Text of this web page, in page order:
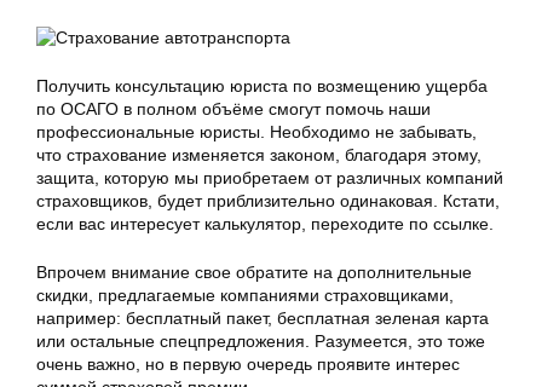
Получить консультацию юриста по возмещению ущерба
по ОСАГО в полном объёме смогут помочь наши
профессиональные юристы. Необходимо не забывать,
что страхование изменяется законом, благодаря этому,
защита, которую мы приобретаем от различных компаний
страховщиков, будет приблизительно одинаковая. Кстати,
если вас интересует калькулятор, переходите по ссылке.
Впрочем внимание свое обратите на дополнительные
скидки, предлагаемые компаниями страховщиками,
например: бесплатный пакет, бесплатная зеленая карта
или остальные спецпредложения. Разумеется, это тоже
очень важно, но в первую очередь проявите интерес